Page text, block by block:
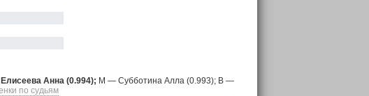
Анна (0.994); M — Субботина Алла (0.993); B —
по судьям